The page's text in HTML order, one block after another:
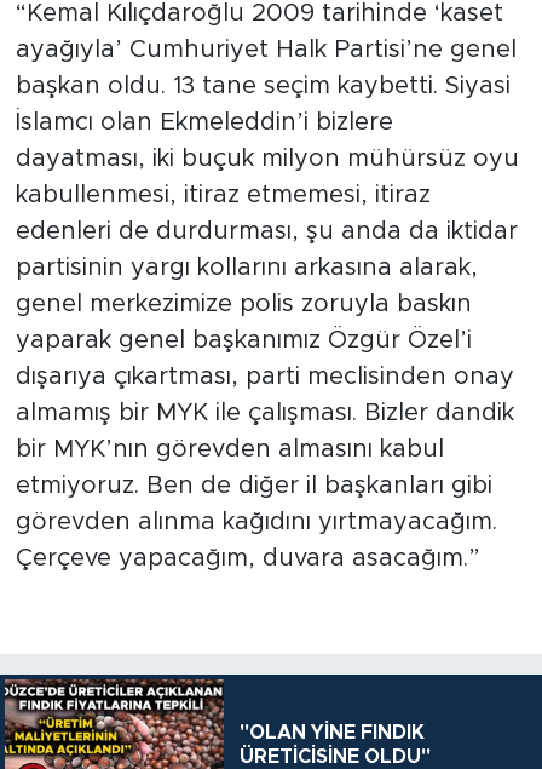
“Kemal Kılıçdaroğlu 2009 tarihinde ‘kaset
ayağıyla’ Cumhuriyet Halk Partisi’ne genel
başkan oldu. 13 tane seçim kaybetti. Siyasi
İslamcı olan Ekmeleddin’i bizlere
dayatması, iki buçuk milyon mühürsüz oyu
kabullenmesi, itiraz etmemesi, itiraz
edenleri de durdurması, şu anda da iktidar
partisinin yargı kollarını arkasına alarak,
genel merkezimize polis zoruyla baskın
yaparak genel başkanımız Özgür Özel’i
dışarıya çıkartması, parti meclisinden onay
almamış bir MYK ile çalışması. Bizler dandik
bir MYK’nın görevden almasını kabul
etmiyoruz. Ben de diğer il başkanları gibi
görevden alınma kağıdını yırtmayacağım.
Çerçeve yapacağım, duvara asacağım.”
"OLAN YİNE FINDIK
ÜRETİCİSİNE OLDU"